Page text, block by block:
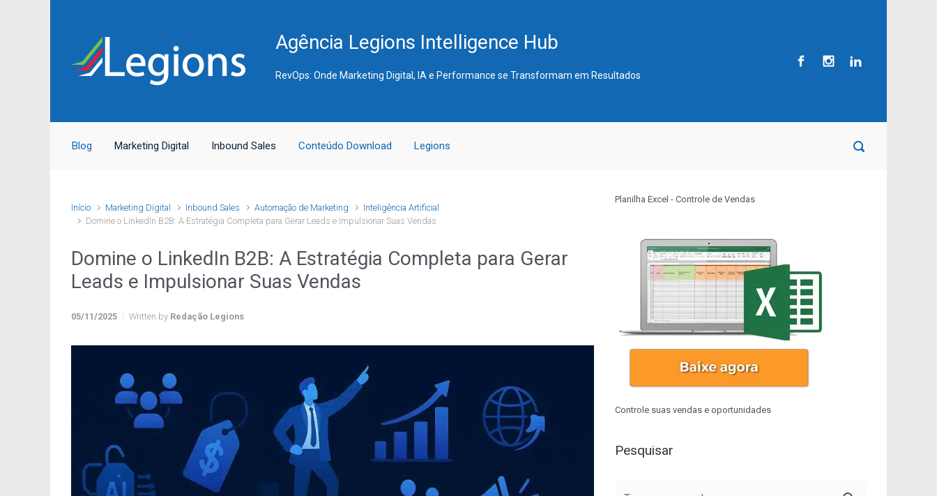
Agência Legions Intelligence Hub
RevOps: Onde Marketing Digital, IA e Performance se Transformam em Resultados
Blog Marketing Digital Inbound Sales Conteúdo Download Legions
Início Marketing Digital Inbound Sales Automação de Marketing
Inteligência Artificial
Domine o LinkedIn B2B: A Estratégia Completa para Gerar Leads e Impulsionar Suas Vendas
Domine o LinkedIn B2B: A Estratégia Completa para Gerar
Leads e Impulsionar Suas Vendas
05/11/2025 Written by Redação Legions
Planilha Excel - Controle de Vendas
Controle suas vendas e oportunidades
Pesquisar